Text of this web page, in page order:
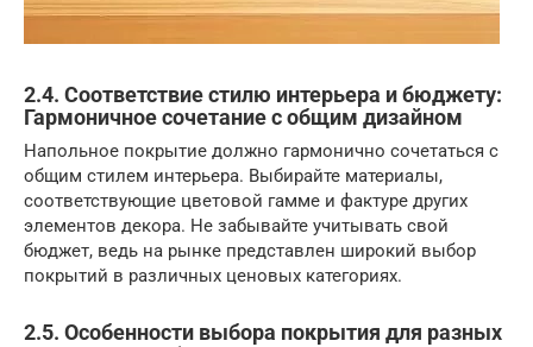
2.4. Соответствие стилю интерьера и бюджету:
Гармоничное сочетание с общим дизайном
Напольное покрытие должно гармонично сочетаться с
общим стилем интерьера. Выбирайте материалы,
соответствующие цветовой гамме и фактуре других
элементов декора. Не забывайте учитывать свой
бюджет, ведь на рынке представлен широкий выбор
покрытий в различных ценовых категориях.
2.5. Особенности выбора покрытия для разных